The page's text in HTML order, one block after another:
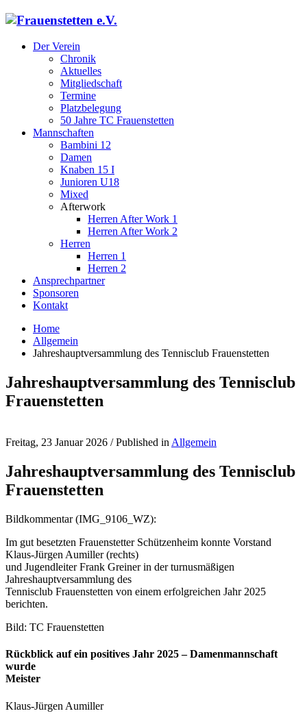
Der Verein
Chronik
Aktuelles
Mitgliedschaft
Termine
Platzbelegung
50 Jahre TC Frauenstetten
Mannschaften
Bambini 12
Damen
Knaben 15 I
Junioren U18
Mixed
Afterwork
Herren After Work 1
Herren After Work 2
Herren
Herren 1
Herren 2
Ansprechpartner
Sponsoren
Kontakt
Home
Allgemein
Jahreshauptversammlung des Tennisclub Frauenstetten
Jahreshauptversammlung des Tennisclub
Frauenstetten
Freitag, 23 Januar 2026 /Published in Allgemein
Jahreshauptversammlung des Tennisclub
Frauenstetten
Bildkommentar (IMG_9106_WZ):
Im gut besetzten Frauenstetter Schützenheim konnte Vorstand
Klaus-Jürgen Aumiller (rechts)
und Jugendleiter Frank Greiner in der turnusmäßigen
Jahreshauptversammlung des
Tennisclub Frauenstetten von einem erfolgreichen Jahr 2025
berichten.
Bild: TC Frauenstetten
Rückblick auf ein positives Jahr 2025 – Damenmannschaft
wurde
Meister
Klaus-Jürgen Aumiller